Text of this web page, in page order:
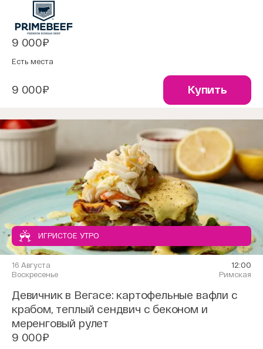
9 000₽
Есть места
9 000₽ Купить
ИГРИСТОЕ УТРО
16 Августа
Воскресенье
12:00
Римская
Девичник в Вегасе: картофельные вафли с
крабом, теплый сендвич с беконом и
меренговый рулет
9 000₽